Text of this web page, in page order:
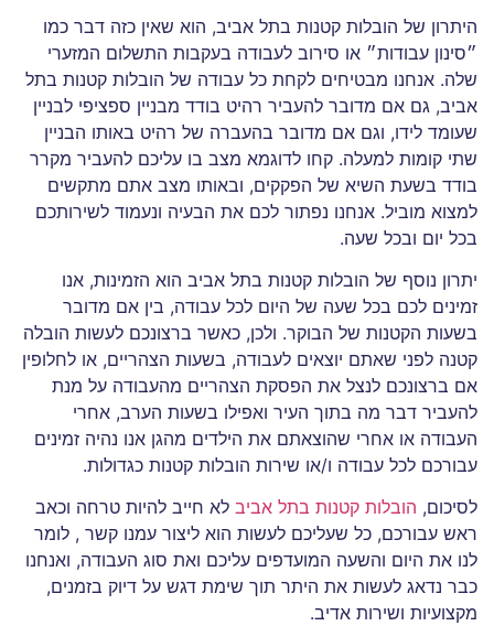
היתרון של הובלות קטנות בתל אביב, הוא שאין כזה דבר כמו
״סינון עבודות״ או סירוב לעבודה בעקבות התשלום המזערי
שלה. אנחנו מבטיחים לקחת כל עבודה של הובלות קטנות בתל
אביב, גם אם מדובר להעביר רהיט בודד מבניין ספציפי לבניין
שעומד לידו, וגם אם מדובר בהעברה של רהיט באותו הבניין
שתי קומות למעלה. קחו לדוגמא מצב בו עליכם להעביר מקרר
בודד בשעת השיא של הפקקים, ובאותו מצב אתם מתקשים
למצוא מוביל. אנחנו נפתור לכם את הבעיה ונעמוד לשירותכם
בכל יום ובכל שעה.
יתרון נוסף של הובלות קטנות בתל אביב הוא הזמינות, אנו
זמינים לכם בכל שעה של היום לכל עבודה, בין אם מדובר
בשעות הקטנות של הבוקר. ולכן, כאשר ברצונכם לעשות הובלה
קטנה לפני שאתם יוצאים לעבודה, בשעות הצהריים, או לחלופין
אם ברצונכם לנצל את הפסקת הצהריים מהעבודה על מנת
להעביר דבר מה בתוך העיר ואפילו בשעות הערב, אחרי
העבודה או אחרי שהוצאתם את הילדים מהגן אנו נהיה זמינים
עבורכם לכל עבודה ו/או שירות הובלות קטנות כגדולות.
לסיכום, הובלות קטנות בתל אביב לא חייב להיות טרחה וכאב
ראש עבורכם, כל שעליכם לעשות הוא ליצור עמנו קשר , לומר
לנו את היום והשעה המועדפים עליכם ואת סוג העבודה, ואנחנו
כבר נדאג לעשות את היתר תוך שימת דגש על דיוק בזמנים,
מקצועיות ושירות אדיב.